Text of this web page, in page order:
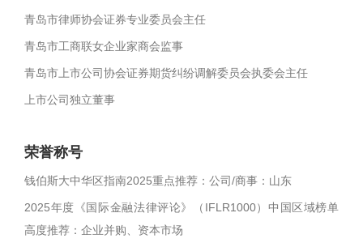
青岛市律师协会证券专业委员会主任
青岛市工商联女企业家商会监事
青岛市上市公司协会证券期货纠纷调解委员会执委会主任
上市公司独立董事
荣誉称号
钱伯斯大中华区指南2025重点推荐：公司/商事：山东
2025年度《国际金融法律评论》（IFLR1000）中国区域榜单
高度推荐：企业并购、资本市场